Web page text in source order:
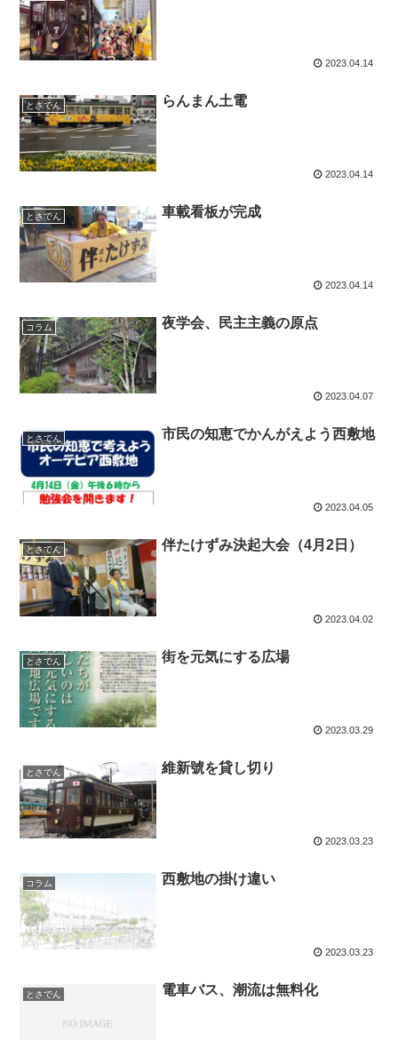
2023.04.14
とさでん らんまん土電
2023.04.14
とさでん 車載看板が完成
2023.04.14
コラム 夜学会、民主主義の原点
2023.04.07
とさでん 市民の知恵でかんがえよう西敷地
2023.04.05
とさでん 伴たけずみ決起大会（4月2日）
2023.04.02
とさでん 街を元気にする広場
2023.03.29
とさでん 維新號を貸し切り
2023.03.23
コラム 西敷地の掛け違い
2023.03.23
とさでん 電車バス、潮流は無料化